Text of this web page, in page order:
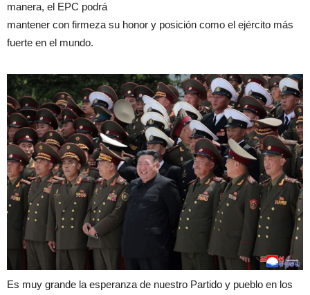
manera, el EPC podrá
mantener con firmeza su honor y posición como el ejército más
fuerte en el mundo.
Es muy grande la esperanza de nuestro Partido y pueblo en los